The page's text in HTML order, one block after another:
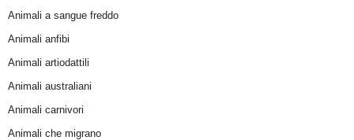
Animali a sangue freddo
Animali anfibi
Animali artiodattili
Animali australiani
Animali carnivori
Animali che migrano